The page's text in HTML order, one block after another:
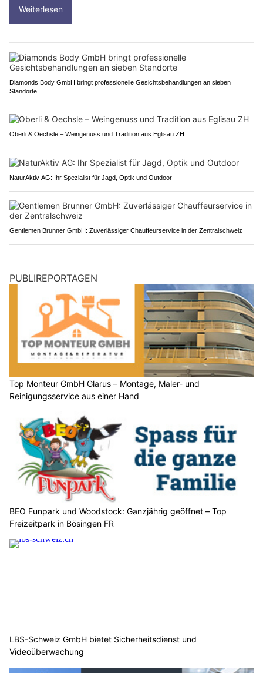
Weiterlesen
Diamonds Body GmbH bringt professionelle Gesichtsbehandlungen an sieben
Standorte
Oberli & Oechsle – Weingenuss und Tradition aus Eglisau ZH
NaturAktiv AG: Ihr Spezialist für Jagd, Optik und Outdoor
Gentlemen Brunner GmbH: Zuverlässiger Chauffeurservice in der Zentralschweiz
PUBLIREPORTAGEN
Top Monteur GmbH Glarus – Montage, Maler- und
Reinigungsservice aus einer Hand
BEO Funpark und Woodstock: Ganzjährig geöffnet – Top
Freizeitpark in Bösingen FR
LBS-Schweiz GmbH bietet Sicherheitsdienst und
Videoüberwachung